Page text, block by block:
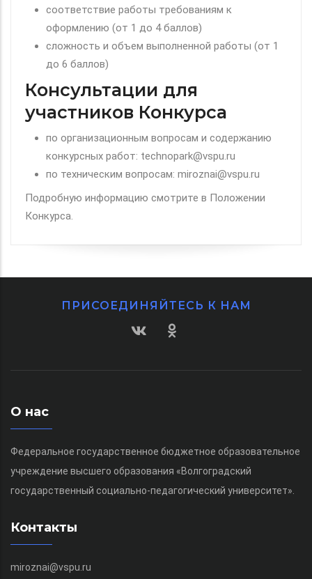
соответствие работы требованиям к
оформлению (от 1 до 4 баллов)
сложность и объем выполненной работы (от 1
до 6 баллов)
Консультации для
участников Конкурса
по организационным вопросам и содержанию
конкурсных работ: technopark@vspu.ru
по техническим вопросам: miroznai@vspu.ru
Подробную информацию смотрите в Положении
Конкурса.
ПРИСОЕДИНЯЙТЕСЬ К НАМ
О нас
Федеральное государственное бюджетное образовательное
учреждение высшего образования «Волгоградский
государственный социально-педагогический университет».
Контакты
miroznai@vspu.ru